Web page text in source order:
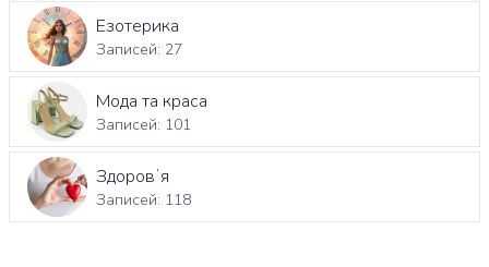
Езотерика
Записей: 27
Мода та краса
Записей: 101
Здоровʼя
Записей: 118